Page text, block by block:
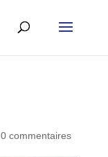
0 commentaires